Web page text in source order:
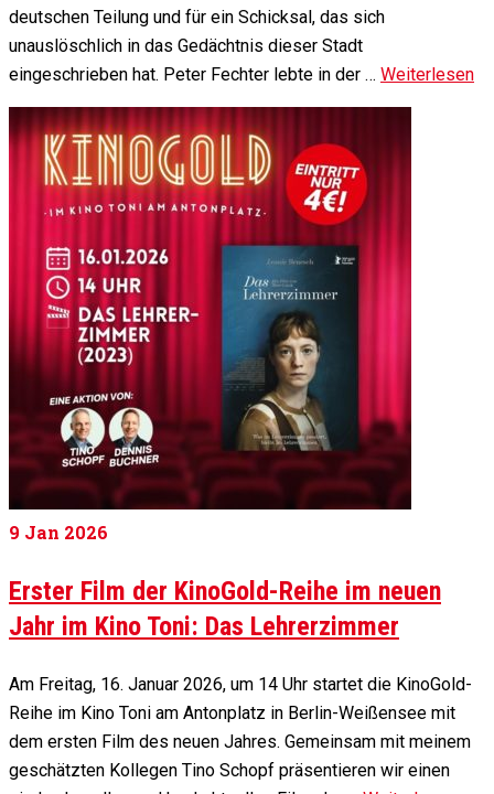
deutschen Teilung und für ein Schicksal, das sich
unauslöschlich in das Gedächtnis dieser Stadt
eingeschrieben hat. Peter Fechter lebte in der … Weiterlesen
9 Jan 2026
Erster Film der KinoGold-Reihe im neuen
Jahr im Kino Toni: Das Lehrerzimmer
Am Freitag, 16. Januar 2026, um 14 Uhr startet die KinoGold-
Reihe im Kino Toni am Antonplatz in Berlin-Weißensee mit
dem ersten Film des neuen Jahres. Gemeinsam mit meinem
geschätzten Kollegen Tino Schopf präsentieren wir einen